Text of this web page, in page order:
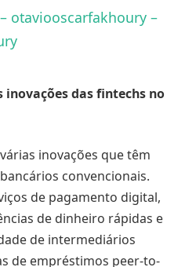
otaviooscarfakhoury –
inovações das fintechs no
inovações que têm
convencionais.
de pagamento digital,
de dinheiro rápidas e
de intermediários
de empréstimos peer-to-